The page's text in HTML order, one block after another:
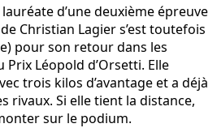
lauréate d’une deuxième épreuve
Christian Lagier s’est toutefois
pour son retour dans les
Prix Léopold d’Orsetti. Elle
trois kilos d’avantage et a déjà
rivaux. Si elle tient la distance,
sur le podium.